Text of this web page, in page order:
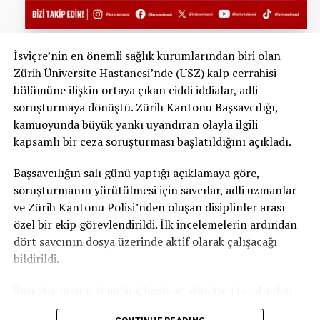
İsviçre’nin en önemli sağlık kurumlarından biri olan
Zürih Üniversite Hastanesi’nde (USZ) kalp cerrahisi
bölümüne ilişkin ortaya çıkan ciddi iddialar, adli
soruşturmaya dönüştü. Zürih Kantonu Başsavcılığı,
kamuoyunda büyük yankı uyandıran olayla ilgili
kapsamlı bir ceza soruşturması başlatıldığını açıkladı.
Başsavcılığın salı günü yaptığı açıklamaya göre,
soruşturmanın yürütülmesi için savcılar, adli uzmanlar
ve Zürih Kantonu Polisi’nden oluşan disiplinler arası
özel bir ekip görevlendirildi. İlk incelemelerin ardından
dört savcının dosya üzerinde aktif olarak çalışacağı
bildirildi.
hazırlatılan kapsamlı inceleme raporu oluşturuyor.